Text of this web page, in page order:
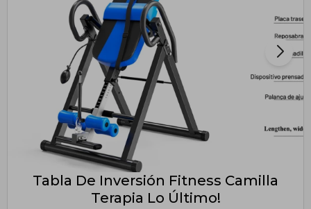
Tabla De Inversión Fitness Camilla
Terapia Lo Último!